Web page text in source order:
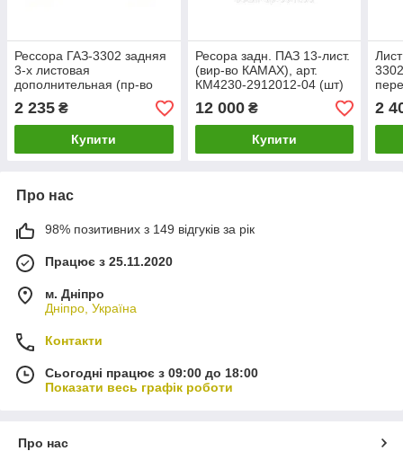
Рессора ГАЗ-3302 задняя
3-х листовая
дополнительная (пр-во
RIDER)
2 235 ₴
Купити
Ресора задн. ПАЗ 13-лист.
(вир-во КАМАХ), арт.
КМ4230-2912012-04 (шт)
12 000₴
Купити
2
Про нас
98% позитивних з 149 відгуків за рік
Працює з 25.11.2020
м. Дніпро
Дніпро, Україна
Контакти
Сьогодні працює з 09:00 до 18:00
Показати весь графік роботи
Про нас